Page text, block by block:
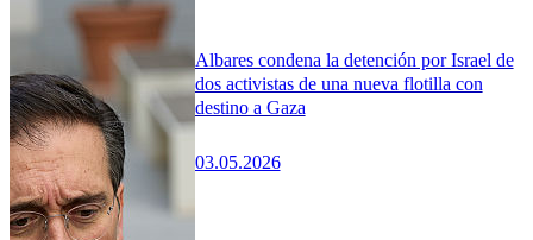
Albares condena la detención por Israel de
dos activistas de una nueva flotilla con
destino a Gaza
03.05.2026